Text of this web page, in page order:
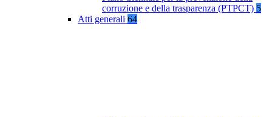
corruzione e della trasparenza (PTPCT) 5
Atti generali 64